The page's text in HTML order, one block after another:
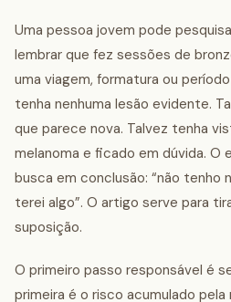
Uma pessoa jovem pode
lembrar que fez sessões de
uma viagem, formatura ou
tenha nenhuma lesão evidente.
que parece nova. Talvez tenha
melanoma e ficado em dúvida. O
busca em conclusão: “não tenho
terei algo”. O artigo serve para
suposição.
O primeiro passo responsável é
primeira é o risco acumulado